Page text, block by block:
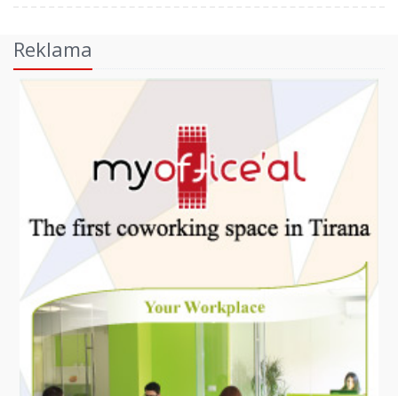
Reklama